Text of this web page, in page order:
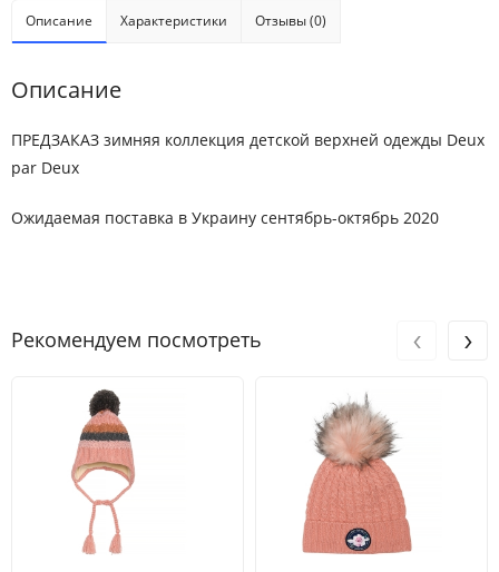
Описание Характеристики Отзывы (0)
Описание
ПРЕДЗАКАЗ зимняя коллекция детской верхней одежды Deux
par Deux
Ожидаемая поставка в Украину сентябрь-октябрь 2020
Рекомендуем посмотреть ‹ ›